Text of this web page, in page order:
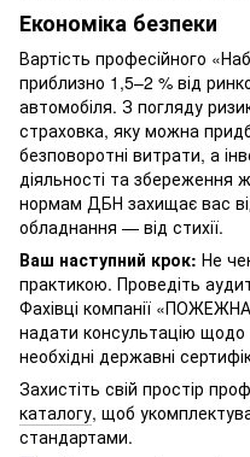
Економіка безпеки
Вартість професійного
приблизно 1,5–2 % від
автомобіля. З погляду
страховка, яку можна
безповоротні витрати, а
діяльності та збереження
нормам ДБН захищає вас
обладнання — від стихії.
Ваш наступний крок: Не
практикою. Проведіть
Фахівці компанії
надати консультацію щодо
необхідні державні
Захистіть свій простір
каталогу, щоб
стандартами.